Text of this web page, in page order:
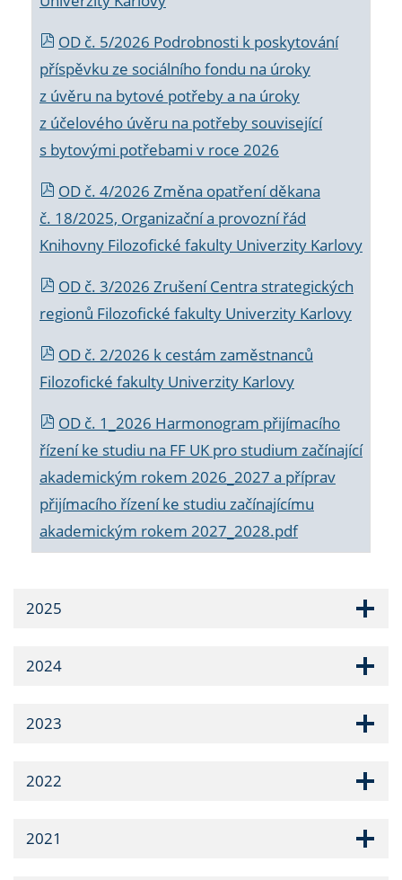
OD č. 5/2026 Podrobnosti k poskytování
příspěvku ze sociálního fondu na úroky
z úvěru na bytové potřeby a na úroky
z účelového úvěru na potřeby související
s bytovými potřebami v roce 2026
OD č. 4/2026 Změna opatření děkana
č. 18/2025, Organizační a provozní řád
Knihovny Filozofické fakulty Univerzity Karlovy
OD č. 3/2026 Zrušení Centra strategických
regionů Filozofické fakulty Univerzity Karlovy
OD č. 2/2026 k cestám zaměstnanců
Filozofické fakulty Univerzity Karlovy
OD č. 1_2026 Harmonogram přijímacího
řízení ke studiu na FF UK pro studium začínající
akademickým rokem 2026_2027 a příprav
přijímacího řízení ke studiu začínajícímu
akademickým rokem 2027_2028.pdf
2025
2024
2023
2022
2021